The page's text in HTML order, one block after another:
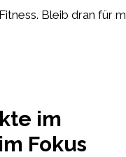
Bleib dran für
im
Fokus